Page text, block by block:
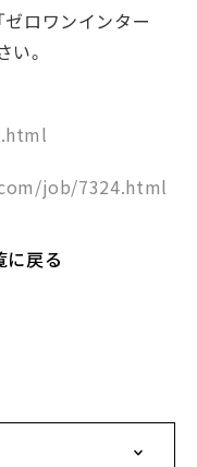
ゼロワンインター
。
job/7324.html
に戻る